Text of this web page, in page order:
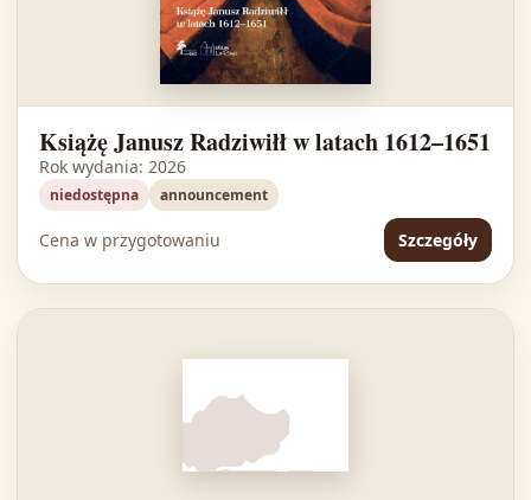
Książę Janusz Radziwiłł w latach 1612–1651
Rok wydania: 2026
niedostępna announcement
Cena w przygotowaniu Szczegóły